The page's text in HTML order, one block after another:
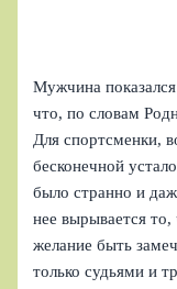
Мужчина
что, по словам
Для спортсменки,
бесконечной
было странно и
нее вырывается то,
желание быть
только судьями и